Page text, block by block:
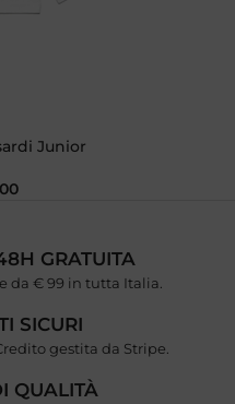
Junior
GRATUITA
da € 99 in tutta Italia.
SICURI
gestita da Stripe.
QUALITÀ